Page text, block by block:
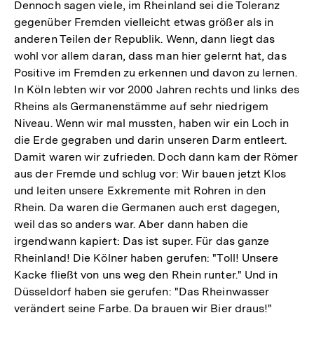
Dennoch sagen viele, im Rheinland sei die Toleranz
gegenüber Fremden vielleicht etwas größer als in
anderen Teilen der Republik. Wenn, dann liegt das
wohl vor allem daran, dass man hier gelernt hat, das
Positive im Fremden zu erkennen und davon zu lernen.
In Köln lebten wir vor 2000 Jahren rechts und links des
Rheins als Germanenstämme auf sehr niedrigem
Niveau. Wenn wir mal mussten, haben wir ein Loch in
die Erde gegraben und darin unseren Darm entleert.
Damit waren wir zufrieden. Doch dann kam der Römer
aus der Fremde und schlug vor: Wir bauen jetzt Klos
und leiten unsere Exkremente mit Rohren in den
Rhein. Da waren die Germanen auch erst dagegen,
weil das so anders war. Aber dann haben die
irgendwann kapiert: Das ist super. Für das ganze
Rheinland! Die Kölner haben gerufen: "Toll! Unsere
Kacke fließt von uns weg den Rhein runter." Und in
Düsseldorf haben sie gerufen: "Das Rheinwasser
verändert seine Farbe. Da brauen wir Bier draus!"